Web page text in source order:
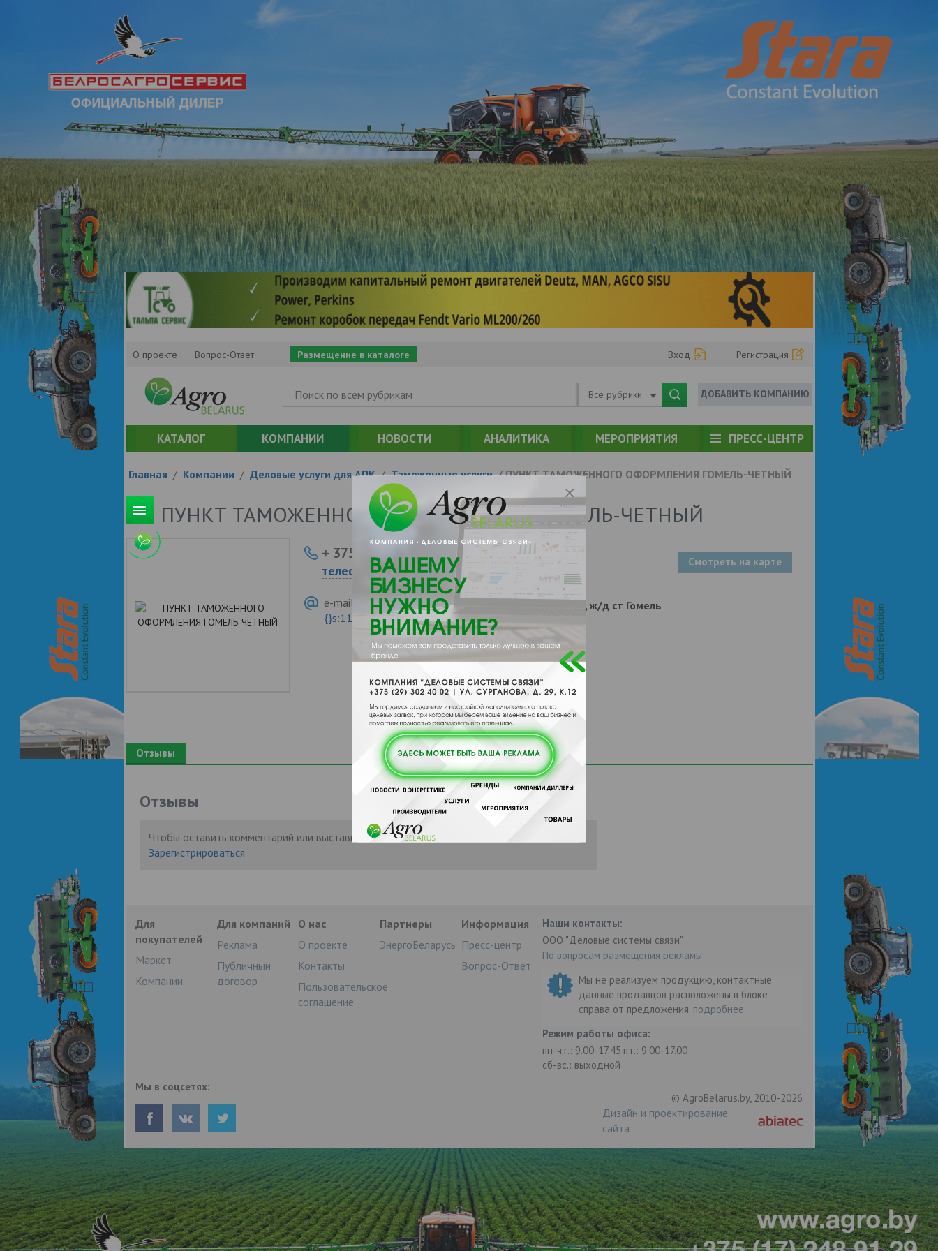
О проекте Вопрос-Ответ Размещение в каталоге Вход Регистрация
Все рубрики ДОБАВИТЬ КОМПАНИЮ
КАТАЛОГ КОМПАНИИ НОВОСТИ АНАЛИТИКА МЕРОПРИЯТИЯ ПРЕСС-ЦЕНТР
Главная / Компании / Деловые услуги для АПК / Таможенные услуги /ПУНКТ ТАМОЖЕННОГО ОФОРМЛЕНИЯ ГОМЕЛЬ-ЧЕТНЫЙ
ПУНКТ ТАМОЖЕННОГО ОФОРМЛЕНИЯ ГОМЕЛЬ-ЧЕТНЫЙ
+ 375
Показать
телефоны
e-mail:
a:2:{s:5:"VALUE";a:0:
{}s:11:"DESCRIPTION";a:0:{}}
Смотреть на карте
246017, , , , Гомель, ж/д ст Гомель
Отзывы
Отзывы
Чтобы оставить комментарий или выставить рейтинг, нужно
Зарегистрироваться
Для
покупателей
Маркет
Компании
Для компаний
Реклама
Публичный
договор
О нас
О проекте
Контакты
Пользовательское
соглашение
Партнеры
ЭнергоБеларусь
Информация
Пресс-центр
Вопрос-Ответ
Наши контакты:
ООО "Деловые системы связи"
По вопросам размещения рекламы
Мы не реализуем продукцию, контактные
данные продавцов расположены в блоке
справа от предложения. подробнее
Режим работы офиса:
пн-чт.: 9.00-17.45 пт.: 9.00-17.00
сб-вс.: выходной
Мы в соцсетях:
© AgroBelarus.by, 2010-2026
Дизайн и проектирование
сайта